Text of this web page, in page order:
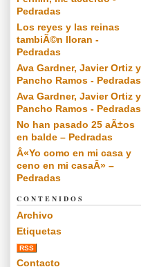
Pedradas
Los reyes y las reinas
tambiÃ©n lloran -
Pedradas
Ava Gardner, Javier Ortiz y
Pancho Ramos - Pedradas
Ava Gardner, Javier Ortiz y
Pancho Ramos - Pedradas
No han pasado 25 aÃ±os
en balde – Pedradas
Â«Yo como en mi casa y
ceno en mi casaÂ» –
Pedradas
CONTENIDOS
Archivo
Etiquetas
RSS
Contacto